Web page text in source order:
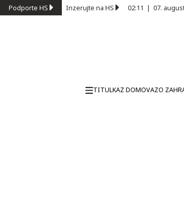
Podporte HS Inzerujte na HS 02:11 | 07.
TITULKAZ DOMOVAZO